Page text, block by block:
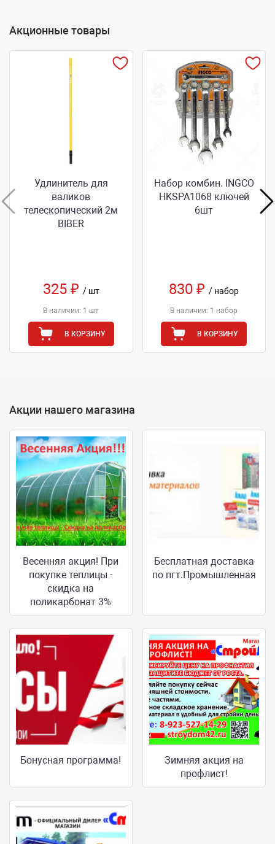
Акционные товары
Удлинитель для
валиков
телескопический 2м
BIBER
325 ₽ / шт
В наличии: 1 шт
В КОРЗИНУ
Набор комбин. INGCO
HKSPA1068 ключей
6шт
830 ₽/ набор
В наличии: 1 набор
В КОРЗИНУ
Акции нашего магазина
Весенняя акция! При
покупке теплицы -
скидка на
поликарбонат 3%
Бесплатная доставка
по пгт.Промышленная
Бонусная программа!
Зимняя акция на
профлист!